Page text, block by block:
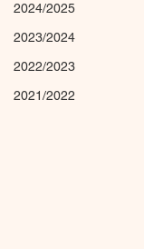
2024/2025
2023/2024
2022/2023
2021/2022